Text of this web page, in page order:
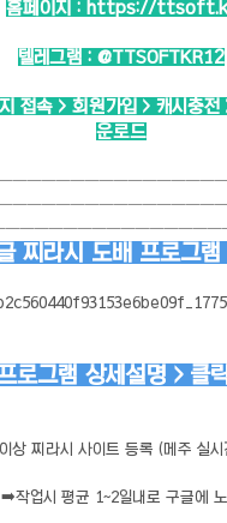
홈페이지 : https://
텔레그램 : @TTSOFTKR12
접속 > 회원가입 > 캐시충
운로드
찌라시 도배 프로그램
로그램 상세설명 > 클
상 찌라시 사이트 등록 (메주 실시
➡️작업시 평균 1~2일내로 구글에